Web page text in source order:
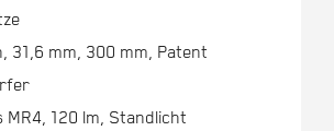
31,6 mm, 300 mm, Patent
MR4, 120 lm, Standlicht